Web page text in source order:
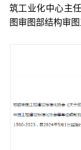
筑工业化中心主
图审图部结构审